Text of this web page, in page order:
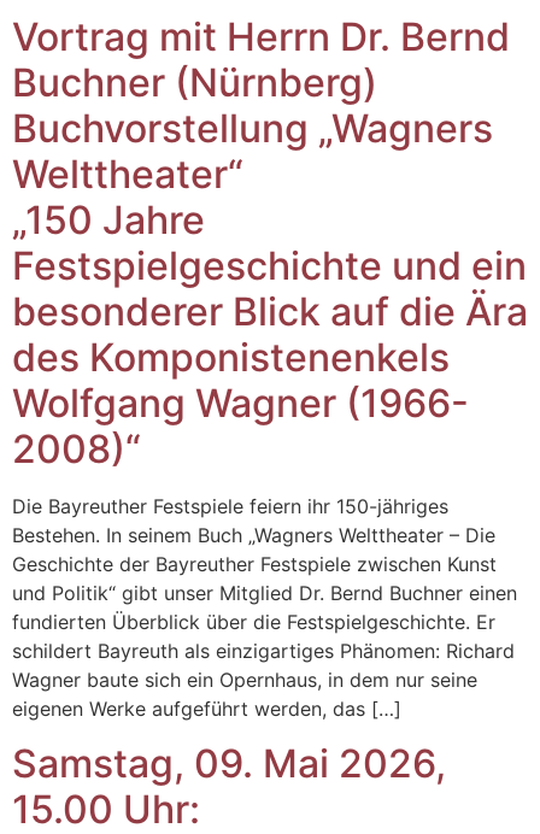
Vortrag mit Herrn Dr. Bernd
Buchner (Nürnberg)
Buchvorstellung „Wagners
Welttheater“
„150 Jahre
Festspielgeschichte und ein
besonderer Blick auf die Ära
des Komponistenenkels
Wolfgang Wagner (1966-
2008)“
Die Bayreuther Festspiele feiern ihr 150-jähriges
Bestehen. In seinem Buch „Wagners Welttheater – Die
Geschichte der Bayreuther Festspiele zwischen Kunst
und Politik“ gibt unser Mitglied Dr. Bernd Buchner einen
fundierten Überblick über die Festspielgeschichte. Er
schildert Bayreuth als einzigartiges Phänomen: Richard
Wagner baute sich ein Opernhaus, in dem nur seine
eigenen Werke aufgeführt werden, das […]
Samstag, 09. Mai 2026,
15.00 Uhr: